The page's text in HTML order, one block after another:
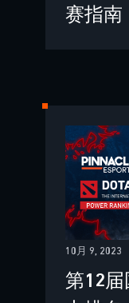
赛指南
10月 9, 2023
第12